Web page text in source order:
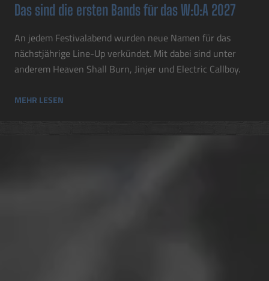
Das sind die ersten Bands für das W:O:A 2027
An jedem Festivalabend wurden neue Namen für das
nächstjährige Line-Up verkündet. Mit dabei sind unter
anderem Heaven Shall Burn, Jinjer und Electric Callboy.
MEHR LESEN